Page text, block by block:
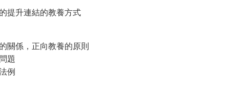
提升連結的教養方式
關係，正向教養的原則
題
例